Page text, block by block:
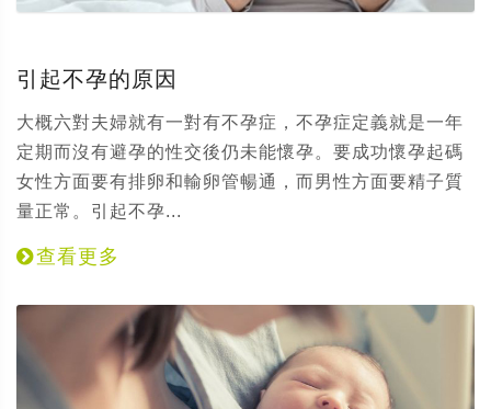
引起不孕的原因
大概六對夫婦就有一對有不孕症，不孕症定義就是一年
定期而沒有避孕的性交後仍未能懷孕。要成功懷孕起碼
女性方面要有排卵和輸卵管暢通，而男性方面要精子質
量正常。引起不孕...
查看更多